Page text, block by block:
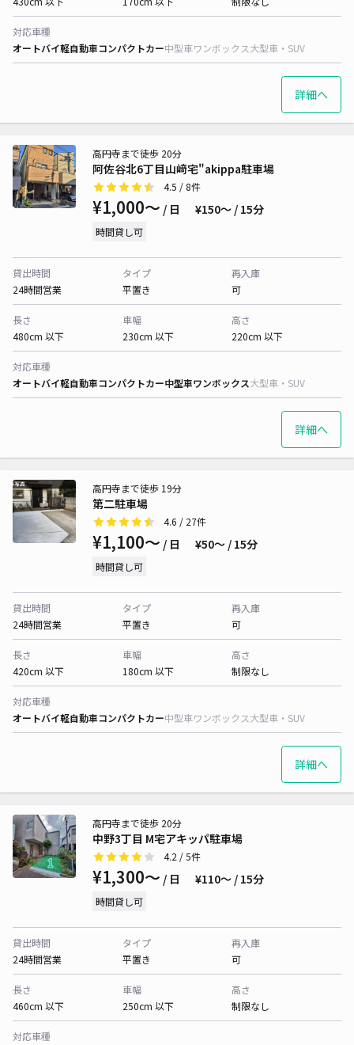
対応車種
オートバイ軽自動車コンパクトカー中型車ワンボックス大型車・SUV
詳細へ
阿佐谷北6丁目山﨑宅"akippa駐車場
高円寺まで徒歩 20分
4.5 / 8件
¥1,000〜 / 日 ¥150〜 / 15分
時間貸し可
貸出時間
24時間営業
タイプ
平置き
再入庫
可
長さ
480cm 以下
車幅
230cm 以下
高さ
220cm 以下
対応車種
オートバイ軽自動車コンパクトカー中型車ワンボックス大型車・SUV
詳細へ
第二駐車場
高円寺まで徒歩 19分
4.6 / 27件
¥1,100〜 / 日 ¥50〜 / 15分
時間貸し可
貸出時間
24時間営業
タイプ
平置き
再入庫
可
長さ
420cm 以下
車幅
180cm 以下
高さ
制限なし
対応車種
オートバイ軽自動車コンパクトカー中型車ワンボックス大型車・SUV
詳細へ
中野3丁目 M宅アキッパ駐車場
高円寺まで徒歩 20分
4.2 / 5件
¥1,300〜 / 日 ¥110〜 / 15分
時間貸し可
貸出時間
24時間営業
タイプ
平置き
再入庫
可
長さ
460cm 以下
車幅
250cm 以下
高さ
制限なし
対応車種